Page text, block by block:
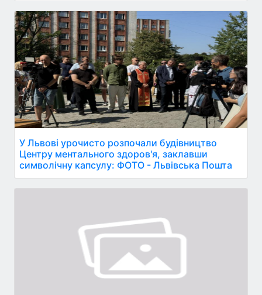
У Львові урочисто розпочали будівництво
Центру ментального здоров'я, заклавши
символічну капсулу: ФОТО - Львівська Пошта